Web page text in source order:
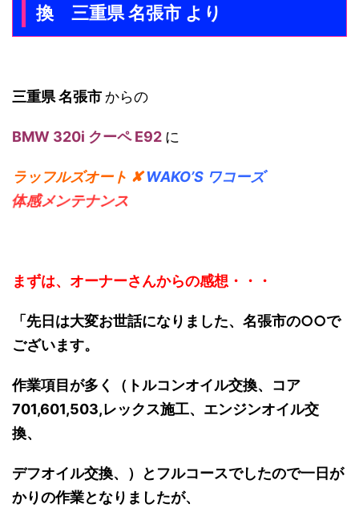
換 三重県 名張市 より
三重県 名張市からの
BMW 320i クーペ E92 に
ラッフルズオート ✘WAKO’S ワコーズ
体感メンテナンス
まずは、オーナーさんからの感想・・・
「先日は大変お世話になりました、名張市の○○で
ございます。
作業項目が多く（トルコンオイル交換、コア
701,601,503,レックス施工、エンジンオイル交
換、
デフオイル交換、）とフルコースでしたので一日が
かりの作業となりましたが、